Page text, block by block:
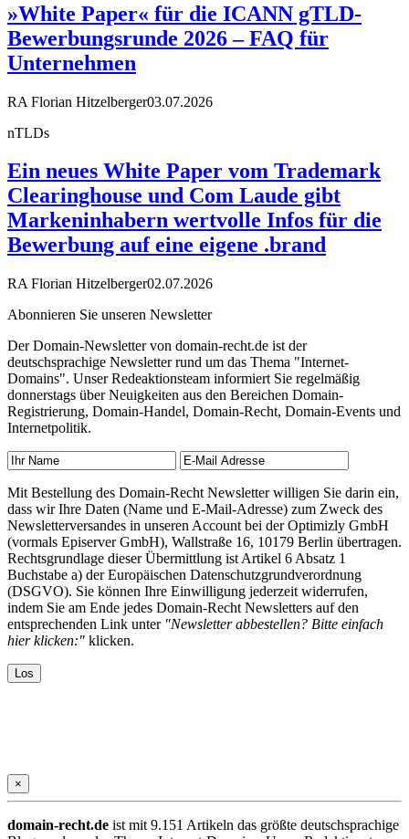
»White Paper« für die ICANN gTLD-
Bewerbungsrunde 2026 – FAQ für
Unternehmen
RA Florian Hitzelberger03.07.2026
nTLDs
Ein neues White Paper vom Trademark
Clearinghouse und Com Laude gibt
Markeninhabern wertvolle Infos für die
Bewerbung auf eine eigene .brand
RA Florian Hitzelberger02.07.2026
Abonnieren Sie unseren Newsletter
Der Domain-Newsletter von domain-recht.de ist der
deutschsprachige Newsletter rund um das Thema "Internet-
Domains". Unser Redeaktionsteam informiert Sie regelmäßig
donnerstags über Neuigkeiten aus den Bereichen Domain-
Registrierung, Domain-Handel, Domain-Recht, Domain-Events und
Internetpolitik.
Mit Bestellung des Domain-Recht Newsletter willigen Sie darin ein,
dass wir Ihre Daten (Name und E-Mail-Adresse) zum Zweck des
Newsletterversandes in unseren Account bei der Optimizly GmbH
(vormals Episerver GmbH), Wallstraße 16, 10179 Berlin übertragen.
Rechtsgrundlage dieser Übermittlung ist Artikel 6 Absatz 1
Buchstabe a) der Europäischen Datenschutzgrundverordnung
(DSGVO). Sie können Ihre Einwilligung jederzeit widerrufen,
indem Sie am Ende jedes Domain-Recht Newsletters auf den
entsprechenden Link unter "Newsletter abbestellen? Bitte einfach
hier klicken:" klicken.
×
domain-recht.de ist mit 9.151 Artikeln das größte deutschsprachige